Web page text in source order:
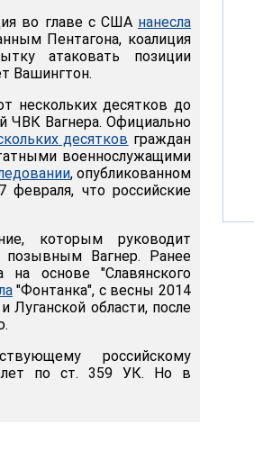
во главе с США нанесла
Пентагона, коалиция
атаковать позиции
Вашингтон.
нескольких десятков до
ЧВК Вагнера. Официально
десятков граждан
военнослужащими
, опубликованном
что российские
которым руководит
Вагнер. Ранее
основе "Славянского
"Фонтанка", с весны 2014
области, после
российскому
по ст. 359 УК. Но в